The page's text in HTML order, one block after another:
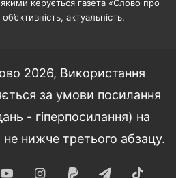
керується газета «Слово про
актуальність.
2026, Використання
за умови посилання
- гіперпосилання) на
нижче третього абзацу.
YouTubeInstagram
Paypal Telegram